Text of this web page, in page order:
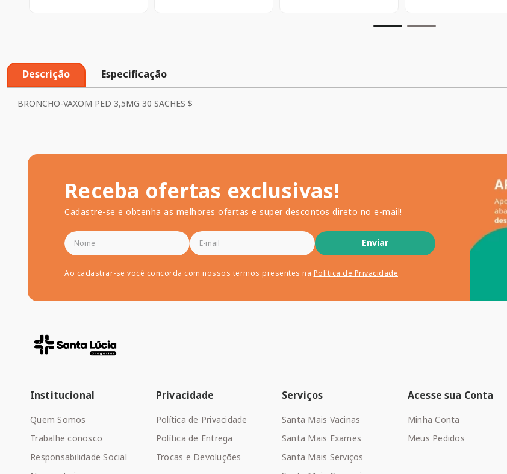
Descrição Especificação
BRONCHO-VAXOM PED 3,5MG 30 SACHES $
Receba ofertas exclusivas!
Cadastre-se e obtenha as melhores ofertas e super descontos direto no e-mail!
Enviar
Ao cadastrar-se você concorda com nossos termos presentes na Política de Privacidade.
Institucional
Quem Somos
Trabalhe conosco
Responsabilidade Social
Privacidade
Política de Privacidade
Política de Entrega
Trocas e Devoluções
Serviços
Santa Mais Vacinas
Santa Mais Exames
Santa Mais Serviços
Acesse sua Conta
Minha Conta
Meus Pedidos